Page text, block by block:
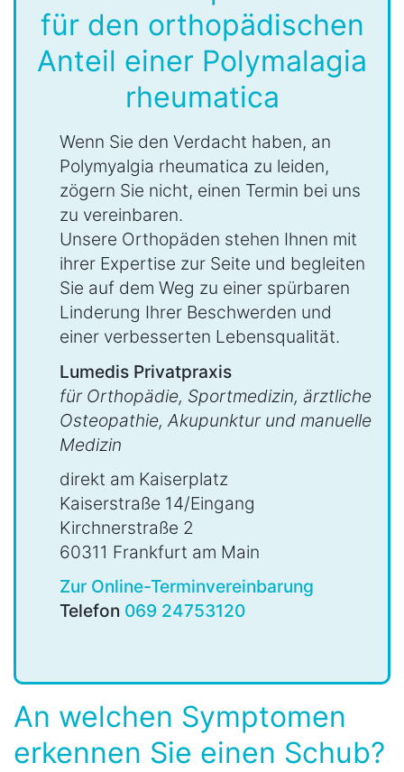
für den orthopädischen
Anteil einer Polymalagia
rheumatica
Wenn Sie den Verdacht haben, an
Polymyalgia rheumatica zu leiden,
zögern Sie nicht, einen Termin bei uns
zu vereinbaren.
Unsere Orthopäden stehen Ihnen mit
ihrer Expertise zur Seite und begleiten
Sie auf dem Weg zu einer spürbaren
Linderung Ihrer Beschwerden und
einer verbesserten Lebensqualität.
Lumedis Privatpraxis
für Orthopädie, Sportmedizin, ärztliche
Osteopathie, Akupunktur und manuelle
Medizin
direkt am Kaiserplatz
Kaiserstraße 14/Eingang
Kirchnerstraße 2
60311 Frankfurt am Main
Zur Online-Terminvereinbarung
Telefon 069 24753120
An welchen Symptomen
erkennen Sie einen Schub?